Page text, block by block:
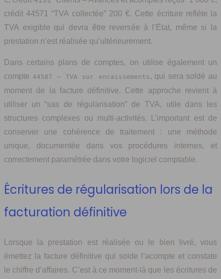
crédit 44571 “TVA collectée” 200 €. Cette écriture reflète la
TVA exigible qui devra être reversée à l’État, même si la
prestation n’est réalisée qu’ultérieurement.
Dans certains plans de comptes, on utilise également un
compte 44587 – TVA sur encaissements , qui sera soldé au
moment de la facture définitive. Cette approche revient à
utiliser un “sas de régularisation” de TVA, utile dans les
structures complexes ou multi-activités. L’important est de
conserver une cohérence de traitement : une méthode
unique, documentée dans vos procédures internes, et
correctement paramétrée dans votre logiciel comptable.
Écritures de régularisation lors de la
facturation définitive
Lorsque la prestation est réalisée ou le bien livré, vous
émettez la facture définitive qui solde l’acompte et constate
le chiffre d’affaires. C’est à ce moment-là que les écritures de